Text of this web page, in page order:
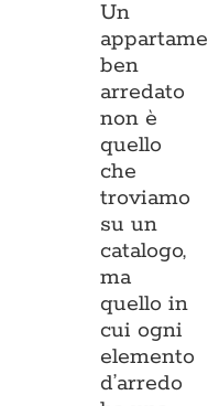
Un
ben
arredato
non è
quello
che
troviamo
su un
catalogo,
ma
quello in
cui ogni
elemento
d’arredo